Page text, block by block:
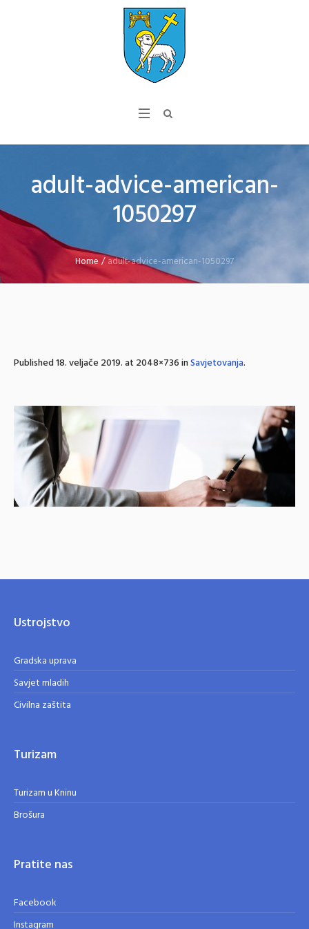
adult-advice-american-
1050297
Home /adult-advice-american-1050297
Published18. veljače 2019.at 2048×736 inSavjetovanja.
Ustrojstvo
Gradska uprava
Savjet mladih
Civilna zaštita
Turizam
Turizam u Kninu
Brošura
Pratite nas
Facebook
Instagram